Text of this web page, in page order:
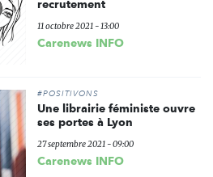
recrutement
11 octobre 2021 - 13:00
Carenews INFO
#POSITIVONS
Une librairie féministe ouvre
ses portes à Lyon
27 septembre 2021 - 09:00
Carenews INFO